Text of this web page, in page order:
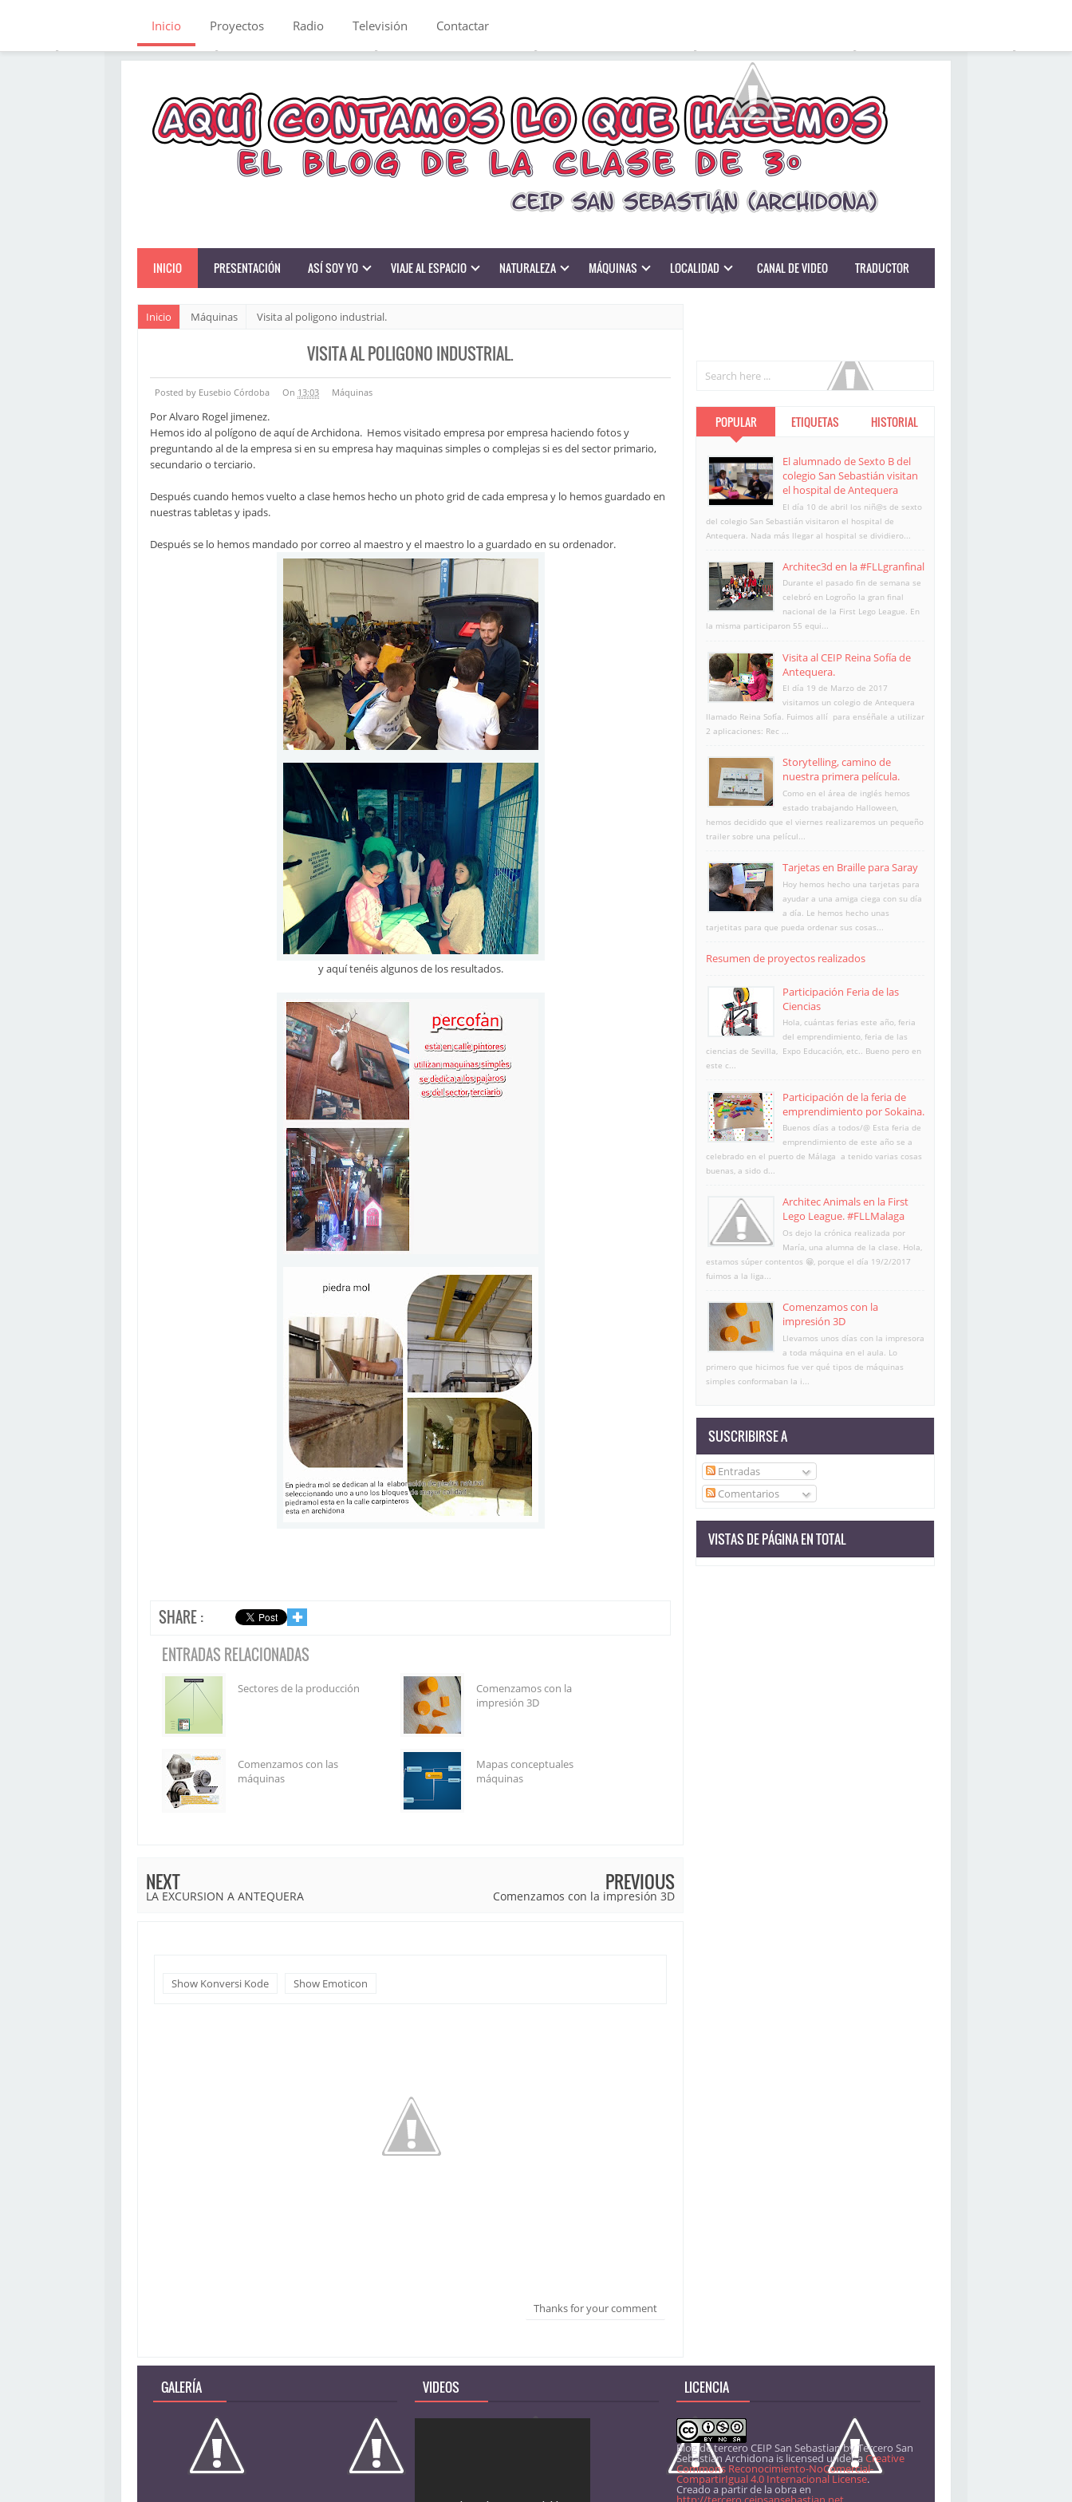
Inicio Proyectos Radio Televisión Contactar
INICIO PRESENTACIÓN ASÍ SOY YO VIAJE AL ESPACIO NATURALEZA MÁQUINAS LOCALIDAD CANAL DE VIDEO TRADUCTOR
Inicio Máquinas Visita al poligono industrial.
VISITA AL POLIGONO INDUSTRIAL.
Posted by Eusebio Córdoba On 13:03 Máquinas
Por Alvaro Rogel jimenez.
Hemos ido al polígono de aquí de Archidona. Hemos visitado empresa por empresa haciendo fotos y
preguntando al de la empresa si en su empresa hay maquinas simples o complejas si es del sector primario,
secundario o terciario.
Después cuando hemos vuelto a clase hemos hecho un photo grid de cada empresa y lo hemos guardado en
nuestras tabletas y ipads.
Después se lo hemos mandado por correo al maestro y el maestro lo a guardado en su ordenador.
y aquí tenéis algunos de los resultados.
SHARE : ✚
ENTRADAS RELACIONADAS
Sectores de la producción
Comenzamos con la
impresión 3D
Comenzamos con las
máquinas
Mapas conceptuales
máquinas
NEXT
LA EXCURSION A ANTEQUERA
PREVIOUS
Comenzamos con la impresión 3D
Show Konversi Kode Show Emoticon
Thanks for your comment
POPULAR ETIQUETAS HISTORIAL
El alumnado de Sexto B del
colegio San Sebastián visitan
el hospital de Antequera
El día 10 de abril los niñ@s de sexto
del colegio San Sebastián visitaron el hospital de
Antequera. Nada más llegar al hospital se dividiero...
Architec3d en la #FLLgranfinal
Durante el pasado fin de semana se
celebró en Logroño la gran final
nacional de la First Lego League. En
la misma participaron 55 equi...
Visita al CEIP Reina Sofía de
Antequera.
El día 19 de Marzo de 2017
visitamos un colegio de Antequera
llamado Reina Sofía. Fuimos allí para enséñale a utilizar
2 aplicaciones: Rec ...
Storytelling, camino de
nuestra primera película.
Como en el área de inglés hemos
estado trabajando Halloween,
hemos decidido que el viernes realizaremos un pequeño
trailer sobre una películ...
Tarjetas en Braille para Saray
Hoy hemos hecho una tarjetas para
ayudar a una amiga ciega con su día
a día. Le hemos hecho unas
tarjetitas para que pueda ordenar sus cosas...
Resumen de proyectos realizados
Participación Feria de las
Ciencias
Hola, cuántas ferias este año, feria
del emprendimiento, feria de las
ciencias de Sevilla, Expo Educación, etc.. Bueno pero en
este c...
Participación de la feria de
emprendimiento por Sokaina.
Buenos días a todos/@ Esta feria de
emprendimiento de este año se a
celebrado en el puerto de Málaga a tenido varias cosas
buenas, a sido d...
Architec Animals en la First
Lego League. #FLLMalaga
Os dejo la crónica realizada por
María, una alumna de la clase. Hola,
estamos súper contentos 😁, porque el día 19/2/2017
fuimos a la liga...
Comenzamos con la
impresión 3D
Llevamos unos días con la impresora
a toda máquina en el aula. Lo
primero que hicimos fue ver qué tipos de máquinas
simples conformaban la i...
SUSCRIBIRSE A
Entradas
Comentarios
VISTAS DE PÁGINA EN TOTAL
GALERÍA VIDEOS LICENCIA
Blog de tercero CEIP San Sebastianby Tercero San
Sebastián Archidona is licensed under a Creative
Commons Reconocimiento-NoComercial-
CompartirIgual 4.0 Internacional License.
Creado a partir de la obra en